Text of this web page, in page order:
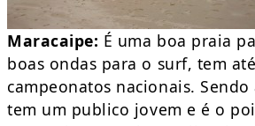
Maracaipe: É uma boa praia
boas ondas para o surf, tem
campeonatos nacionais.
tem um publico jovem e é o